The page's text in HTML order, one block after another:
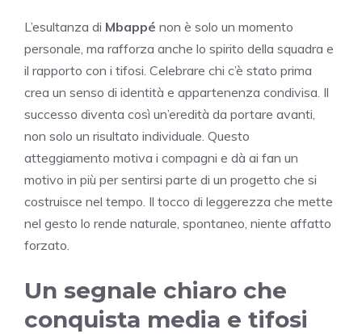
L’esultanza di Mbappé non è solo un momento
personale, ma rafforza anche lo spirito della squadra e
il rapporto con i tifosi. Celebrare chi c’è stato prima
crea un senso di identità e appartenenza condivisa. Il
successo diventa così un’eredità da portare avanti,
non solo un risultato individuale. Questo
atteggiamento motiva i compagni e dà ai fan un
motivo in più per sentirsi parte di un progetto che si
costruisce nel tempo. Il tocco di leggerezza che mette
nel gesto lo rende naturale, spontaneo, niente affatto
forzato.
Un segnale chiaro che
conquista media e tifosi